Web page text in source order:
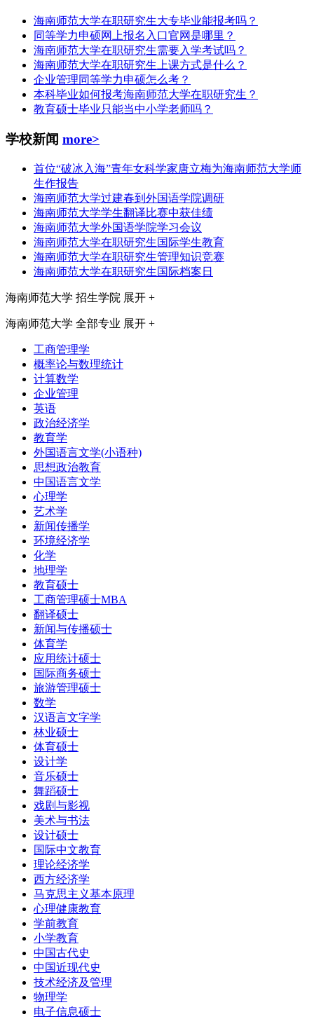
海南师范大学在职研究生大专毕业能报考吗？
同等学力申硕网上报名入口官网是哪里？
海南师范大学在职研究生需要入学考试吗？
海南师范大学在职研究生上课方式是什么？
企业管理同等学力申硕怎么考？
本科毕业如何报考海南师范大学在职研究生？
教育硕士毕业只能当中小学老师吗？
学校新闻 more>
首位“破冰入海”青年女科学家唐立梅为海南师范大学师
生作报告
海南师范大学过建春到外国语学院调研
海南师范大学学生翻译比赛中获佳绩
海南师范大学外国语学院学习会议
海南师范大学在职研究生国际学生教育
海南师范大学在职研究生管理知识竞赛
海南师范大学在职研究生国际档案日
海南师范大学 招生学院 展开 +
海南师范大学 全部专业 展开 +
工商管理学
概率论与数理统计
计算数学
企业管理
英语
政治经济学
教育学
外国语言文学(小语种)
思想政治教育
中国语言文学
心理学
艺术学
新闻传播学
环境经济学
化学
地理学
教育硕士
工商管理硕士MBA
翻译硕士
新闻与传播硕士
体育学
应用统计硕士
国际商务硕士
旅游管理硕士
数学
汉语言文字学
林业硕士
体育硕士
设计学
音乐硕士
舞蹈硕士
戏剧与影视
美术与书法
设计硕士
国际中文教育
理论经济学
西方经济学
马克思主义基本原理
心理健康教育
学前教育
小学教育
中国古代史
中国近现代史
技术经济及管理
物理学
电子信息硕士